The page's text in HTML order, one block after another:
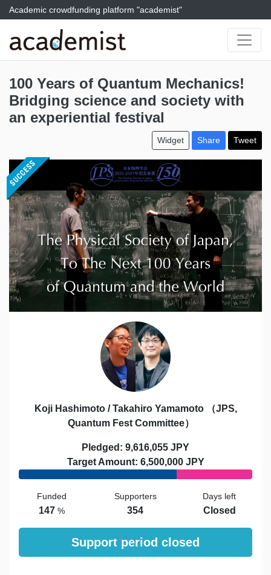
Academic crowdfunding platform "academist"
100 Years of Quantum Mechanics!
Bridging science and society with
an experiential festival
Widget Share Tweet
Koji Hashimoto / Takahiro Yamamoto （JPS,
Quantum Fest Committee）
Pledged: 9,616,055 JPY
Target Amount: 6,500,000 JPY
Funded
147 %
Supporters
354
Days left
Closed
Support period closed